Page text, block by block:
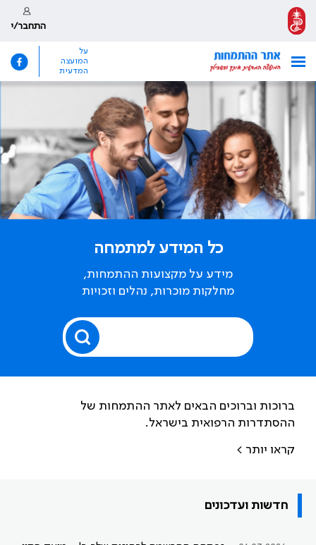
התחבר/י
על
המועצה
המדעית
כל המידע למתמחה
מידע על מקצועות ההתמחות,
מחלקות מוכרות, נהלים וזכויות
ברוכות וברוכים הבאים לאתר ההתמחות של
ההסתדרות הרפואית בישראל.
קראו יותר >
חדשות ועדכונים